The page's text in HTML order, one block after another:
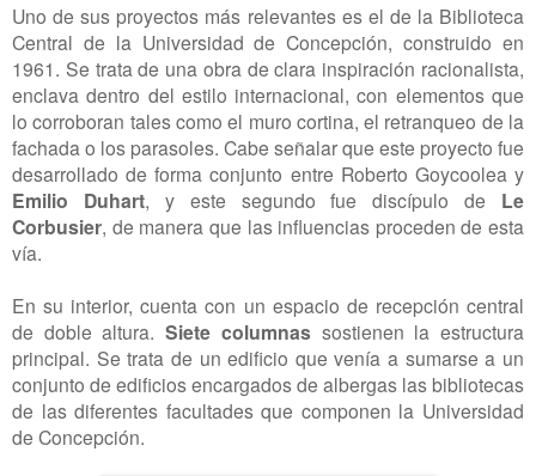
Uno de sus proyectos más relevantes es el de la Biblioteca
Central de la Universidad de Concepción, construido en
1961. Se trata de una obra de clara inspiración racionalista,
enclava dentro del estilo internacional, con elementos que
lo corroboran tales como el muro cortina, el retranqueo de la
fachada o los parasoles. Cabe señalar que este proyecto fue
desarrollado de forma conjunto entre Roberto Goycoolea y
Emilio Duhart, y este segundo fue discípulo de Le
Corbusier, de manera que las influencias proceden de esta
vía.
En su interior, cuenta con un espacio de recepción central
de doble altura.Siete columnassostienen la estructura
principal. Se trata de un edificio que venía a sumarse a un
conjunto de edificios encargados de albergas las bibliotecas
de las diferentes facultades que componen la Universidad
de Concepción.